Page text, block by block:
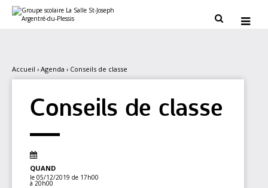
contenu.
personnels
 
Accueil › Agenda › Conseils de classe
Conseils de classe
QUAND
le 05/12/2019 de 17h00
à 20h00